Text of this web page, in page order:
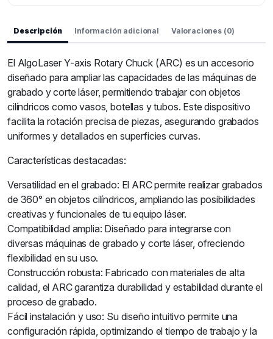
Descripción Información adicional Valoraciones (0)
El AlgoLaser Y-axis Rotary Chuck (ARC) es un accesorio
diseñado para ampliar las capacidades de las máquinas de
grabado y corte láser, permitiendo trabajar con objetos
cilíndricos como vasos, botellas y tubos. Este dispositivo
facilita la rotación precisa de piezas, asegurando grabados
uniformes y detallados en superficies curvas.
Características destacadas:
Versatilidad en el grabado: El ARC permite realizar grabados
de 360° en objetos cilíndricos, ampliando las posibilidades
creativas y funcionales de tu equipo láser.
Compatibilidad amplia: Diseñado para integrarse con
diversas máquinas de grabado y corte láser, ofreciendo
flexibilidad en su uso.
Construcción robusta: Fabricado con materiales de alta
calidad, el ARC garantiza durabilidad y estabilidad durante el
proceso de grabado.
Fácil instalación y uso: Su diseño intuitivo permite una
configuración rápida, optimizando el tiempo de trabajo y la